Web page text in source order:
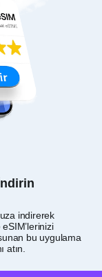
indirerek
bu uygulama
atın.